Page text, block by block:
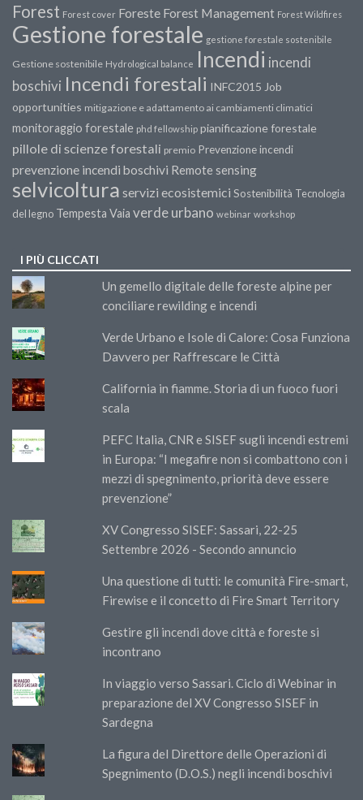
Forest Forest cover Foreste Forest Management Forest Wildfires
Gestione forestale gestione forestale sostenibile
Gestione sostenibile Hydrological balance Incendi incendi
boschivi Incendi forestali INFC2015 Job
opportunities mitigazione e adattamento ai cambiamenti climatici
monitoraggio forestale phd fellowship pianificazione forestale
pillole di scienze forestali premio Prevenzione incendi
prevenzione incendi boschivi Remote sensing
selvicoltura servizi ecosistemici Sostenibilità Tecnologia
del legno Tempesta Vaia verde urbano webinar workshop
I PIÙ CLICCATI
Un gemello digitale delle foreste alpine per
conciliare rewilding e incendi
Verde Urbano e Isole di Calore: Cosa Funziona
Davvero per Raffrescare le Città
California in fiamme. Storia di un fuoco fuori
scala
PEFC Italia, CNR e SISEF sugli incendi estremi
in Europa: “I megafire non si combattono con i
mezzi di spegnimento, priorità deve essere
prevenzione”
XV Congresso SISEF: Sassari, 22-25
Settembre 2026 - Secondo annuncio
Una questione di tutti: le comunità Fire-smart,
Firewise e il concetto di Fire Smart Territory
Gestire gli incendi dove città e foreste si
incontrano
In viaggio verso Sassari. Ciclo di Webinar in
preparazione del XV Congresso SISEF in
Sardegna
La figura del Direttore delle Operazioni di
Spegnimento (D.O.S.) negli incendi boschivi